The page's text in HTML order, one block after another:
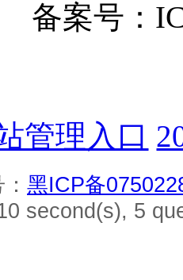
备案号：
管理入口
黑ICP备
second(s), 5